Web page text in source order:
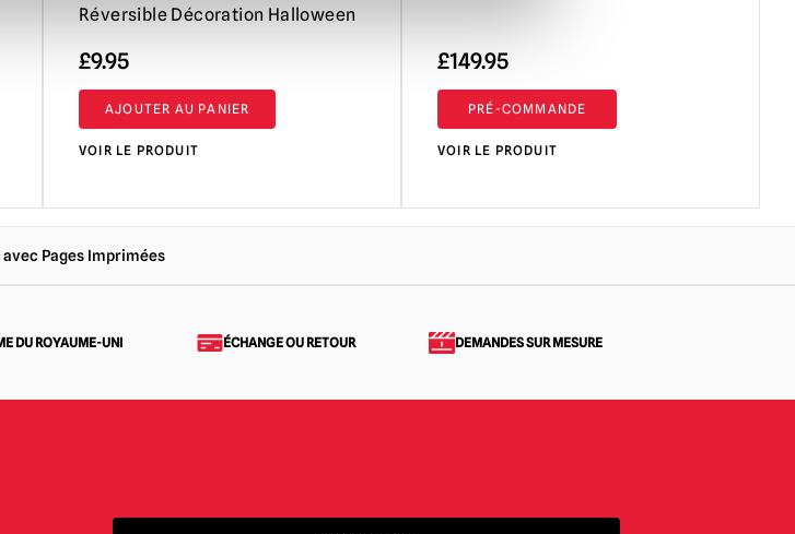
Réversible Décoration Halloween
£9.95
AJOUTER AU PANIER
VOIR LE PRODUIT
£149.95
PRÉ-COMMANDE
VOIR LE PRODUIT
Pages Imprimées
DU ROYAUME-UNI ÉCHANGE OU RETOUR DEMANDES SUR MESURE